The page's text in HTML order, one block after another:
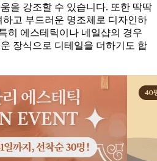
을 강조할 수 있습니다. 또한 딱딱
고 부드러운 명조체로 디자인하
히 에스테틱이나 네일샵의 경우
장식으로 디테일을 더하기도 합